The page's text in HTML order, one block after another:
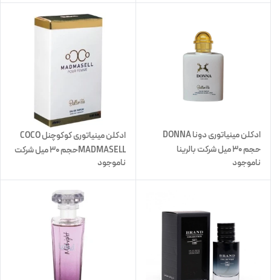
ادکلن مینیاتوری دونا DONNA
حجم 30 میل شرکت بالرینا
ناموجود
ادکلن مینیاتوری کوکوچنل COCO
MADMASELLحجم 30 میل شرکت
بالرینا
ناموجود